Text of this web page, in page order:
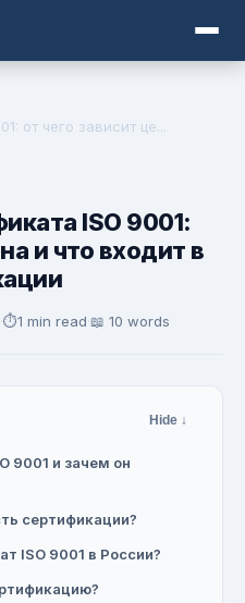
от чего зависит це...
ISO 9001:
и что входит в
·⏱️1 min read·📖 10 words
Hide ↓
9001 и зачем он
сертификации?
ISO 9001 в России?